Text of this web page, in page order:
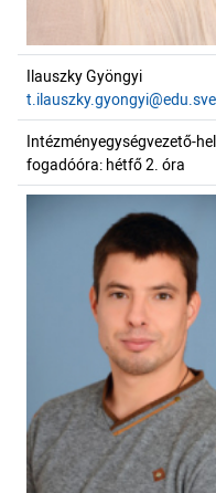
Ilauszky Gyöngyi
Intézményegységvezető-
fogadóóra: hétfő 2. óra